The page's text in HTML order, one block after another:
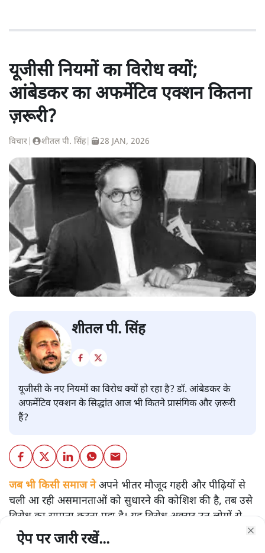
यूजीसी नियमों का विरोध क्यों;
आंबेडकर का अफर्मेटिव एक्शन कितना
ज़रूरी?
विचार शीतल पी. सिंह| 28 JAN, 2026
शीतल पी. सिंह
यूजीसी के नए नियमों का विरोध क्यों हो रहा है? डॉ. आंबेडकर के
अफर्मेटिव एक्शन के सिद्धांत आज भी कितने प्रासंगिक और ज़रूरी
हैं?
जब भी किसी समाज नेअपने भीतर मौजूद गहरी और पीढ़ियों से
चली आ रही असमानताओं को सुधारने की कोशिश की है, तब उसे
विरोध का सामना करना पड़ा है। यह विरोध अक्सर उन लोगों से
आया है, जिन्हें उस असमान व्यवस्था से लाभ मिलता रहा है। यह न
तो नई बात है और न ही केवल भारत तक सीमित है। पूरी मानव
ऐप पर जारी रखें...
ऐप पर जारी रखें...
ऐप पर जारी रखें...
ऐप पर जारी रखें...
ऐप पर जारी रखें...
ऐप पर जारी रखें...
ऐप पर जारी रखें...